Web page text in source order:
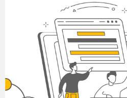
дорівнює 17см.
радіус основи – 5см.
осі проведено цей
Через вершину
площину під кутом
основи. Ця площина
конуса по хорді,
основи під кутом β.
R. Знайти площу